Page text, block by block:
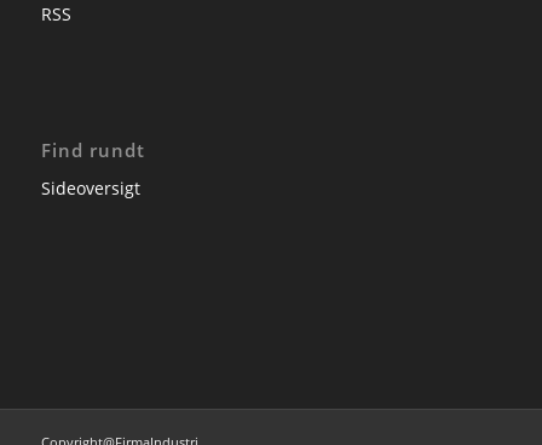
RSS
Find rundt
Sideoversigt